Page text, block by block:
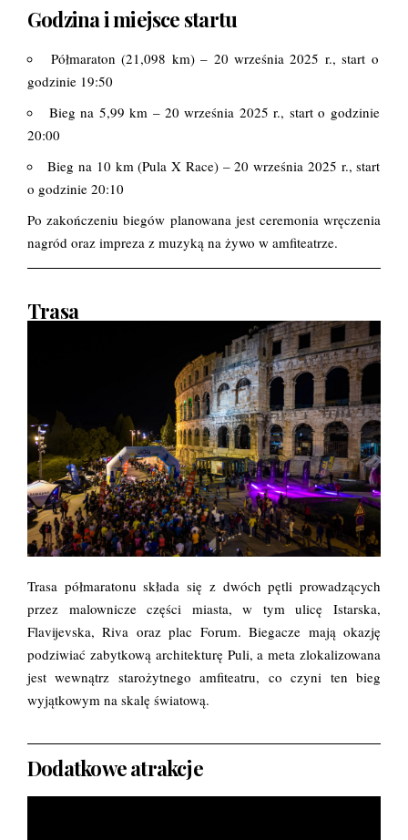
Godzina i miejsce startu
Półmaraton (21,098 km) – 20 września 2025 r., start o
godzinie 19:50
Bieg na 5,99 km – 20 września 2025 r., start o godzinie
20:00
Bieg na 10 km (Pula X Race) – 20 września 2025 r., start
o godzinie 20:10​
Po zakończeniu biegów planowana jest ceremonia wręczenia
nagród oraz impreza z muzyką na żywo w amfiteatrze.
Trasa
Trasa półmaratonu składa się z dwóch pętli prowadzących
przez malownicze części miasta, w tym ulicę Istarska,
Flavijevska, Riva oraz plac Forum. Biegacze mają okazję
podziwiać zabytkową architekturę Puli, a meta zlokalizowana
jest wewnątrz starożytnego amfiteatru, co czyni ten bieg
wyjątkowym na skalę światową.
Dodatkowe atrakcje